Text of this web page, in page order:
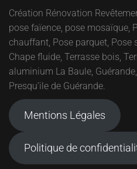
Création Rénovation
pose faïence, pose mosaïque,
chauffant, Pose parquet, Pose
Chape fluide, Terrasse bois,
aluminium La Baule,
Presqu’ile de Guérande.
Mentions Légales
Politique de